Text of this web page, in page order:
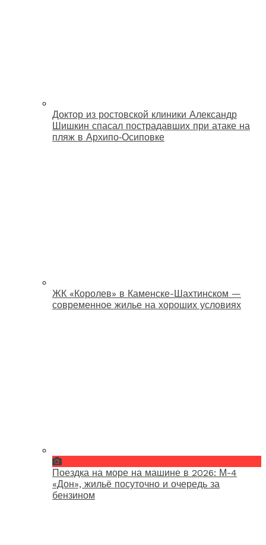
Доктор из ростовской клиники Александр
Шишкин спасал пострадавших при атаке на
пляж в Архипо‑Осиповке
ЖК «Королев» в Каменске-Шахтинском —
современное жилье на хороших условиях
Поездка на море на машине в 2026: М-4
«Дон», жильё посуточно и очередь за
бензином